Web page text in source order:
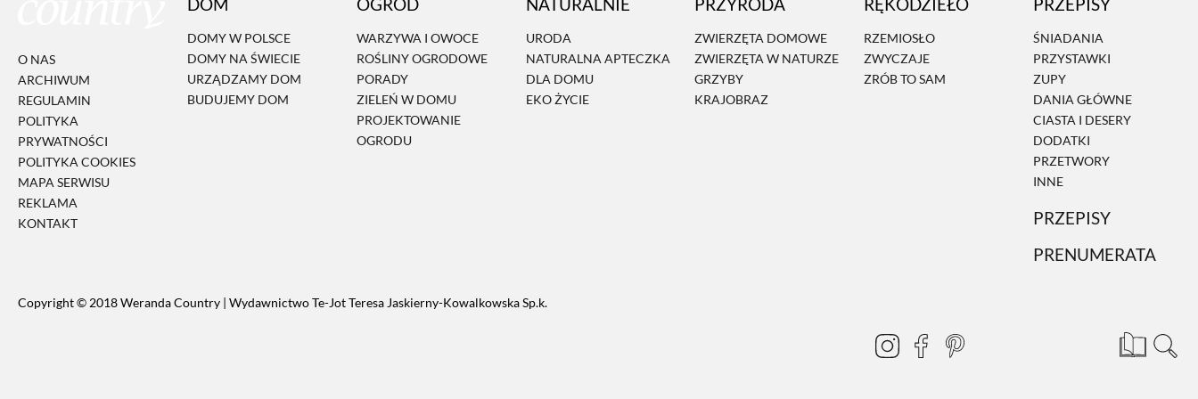
O NAS
ARCHIWUM
REGULAMIN
POLITYKA
PRYWATNOŚCI
POLITYKA COOKIES
MAPA SERWISU
REKLAMA
KONTAKT
DOMY W POLSCE
DOMY NA ŚWIECIE
URZĄDZAMY DOM
BUDUJEMY DOM
WARZYWA I OWOCE
ROŚLINY OGRODOWE
PORADY
ZIELEŃ W DOMU
PROJEKTOWANIE
OGRODU
URODA
NATURALNA APTECZKA
DLA DOMU
EKO ŻYCIE
ZWIERZĘTA DOMOWE
ZWIERZĘTA W NATURZE
GRZYBY
KRAJOBRAZ
RZEMIOSŁO
ZWYCZAJE
ZRÓB TO SAM
ŚNIADANIA
PRZYSTAWKI
ZUPY
DANIA GŁÓWNE
CIASTA I DESERY
DODATKI
PRZETWORY
INNE
PRZEPISY
PRENUMERATA
Copyright © 2018 Weranda Country | Wydawnictwo Te-Jot Teresa Jaskierny-Kowalkowska Sp.k.